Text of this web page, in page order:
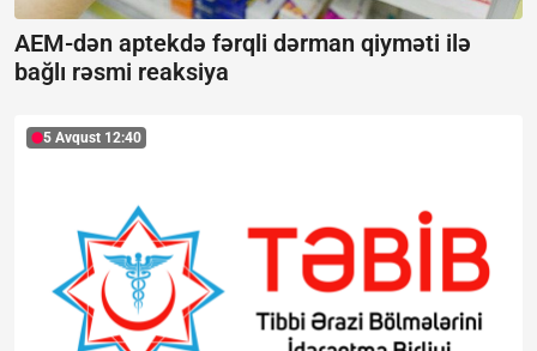
AEM-dən aptekdə fərqli dərman qiyməti ilə
bağlı rəsmi reaksiya
5 Avqust 12:40